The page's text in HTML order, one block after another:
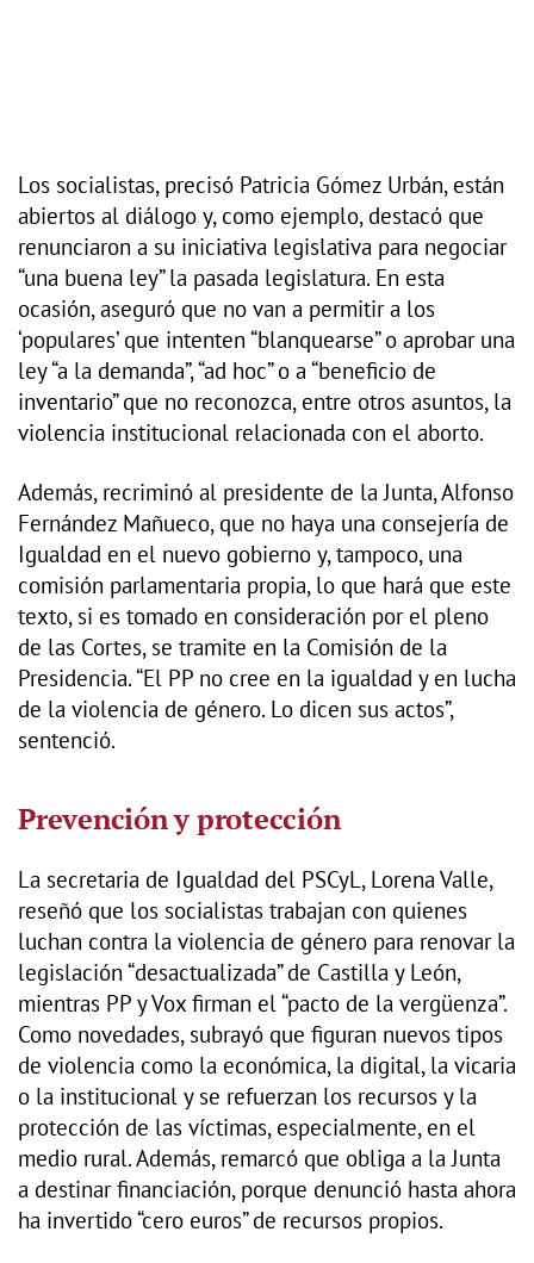
Los socialistas, precisó Patricia Gómez Urbán, están
abiertos al diálogo y, como ejemplo, destacó que
renunciaron a su iniciativa legislativa para negociar
“una buena ley” la pasada legislatura. En esta
ocasión, aseguró que no van a permitir a los
‘populares’ que intenten “blanquearse” o aprobar una
ley “a la demanda”, “ad hoc” o a “beneficio de
inventario” que no reconozca, entre otros asuntos, la
violencia institucional relacionada con el aborto.
Además, recriminó al presidente de la Junta, Alfonso
Fernández Mañueco, que no haya una consejería de
Igualdad en el nuevo gobierno y, tampoco, una
comisión parlamentaria propia, lo que hará que este
texto, si es tomado en consideración por el pleno
de las Cortes, se tramite en la Comisión de la
Presidencia. “El PP no cree en la igualdad y en lucha
de la violencia de género. Lo dicen sus actos”,
sentenció.
Prevención y protección
La secretaria de Igualdad del PSCyL, Lorena Valle,
reseñó que los socialistas trabajan con quienes
luchan contra la violencia de género para renovar la
legislación “desactualizada” de Castilla y León,
mientras PP y Vox firman el “pacto de la vergüenza”.
Como novedades, subrayó que figuran nuevos tipos
de violencia como la económica, la digital, la vicaria
o la institucional y se refuerzan los recursos y la
protección de las víctimas, especialmente, en el
medio rural. Además, remarcó que obliga a la Junta
a destinar financiación, porque denunció hasta ahora
ha invertido “cero euros” de recursos propios.